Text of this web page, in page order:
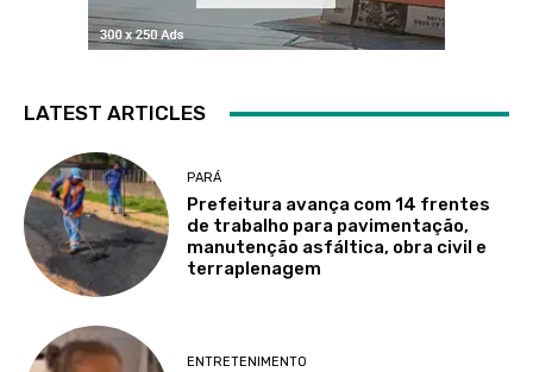
LATEST ARTICLES
PARÁ
Prefeitura avança com 14 frentes
de trabalho para pavimentação,
manutenção asfáltica, obra civil e
terraplenagem
ENTRETENIMENTO